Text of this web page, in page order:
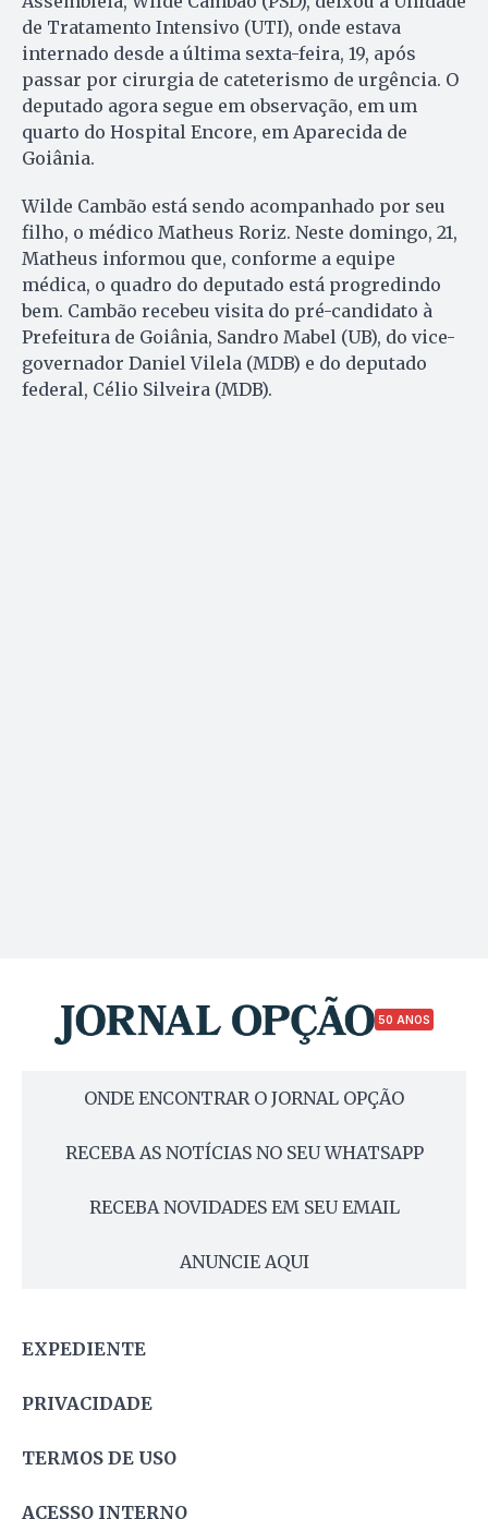
de Tratamento Intensivo (UTI), onde estava
internado desde a última sexta-feira, 19, após
passar por cirurgia de cateterismo de urgência. O
deputado agora segue em observação, em um
quarto do Hospital Encore, em Aparecida de
Goiânia.
Wilde Cambão está sendo acompanhado por seu
filho, o médico Matheus Roriz. Neste domingo, 21,
Matheus informou que, conforme a equipe
médica, o quadro do deputado está progredindo
bem. Cambão recebeu visita do pré-candidato à
Prefeitura de Goiânia, Sandro Mabel (UB), do vice-
governador Daniel Vilela (MDB) e do deputado
federal, Célio Silveira (MDB).
50 ANOS
ONDE ENCONTRAR O JORNAL OPÇÃO
RECEBA AS NOTÍCIAS NO SEU WHATSAPP
RECEBA NOVIDADES EM SEU EMAIL
ANUNCIE AQUI
EXPEDIENTE
PRIVACIDADE
TERMOS DE USO
ACESSO INTERNO